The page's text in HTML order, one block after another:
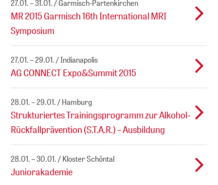
27.01. – 31.01. Garmisch-Partenkirchen
MR 2015 Garmisch 16th International MRI
Symposium
27.01. – 29.01. Indianapolis
AG CONNECT Expo&Summit 2015
28.01. – 29.01. Hamburg
Strukturiertes Trainingsprogramm zur Alkohol‐
Rückfallprävention (S.T.A.R.) – Ausbildung
28.01. – 30.01. Kloster Schöntal
Juniorakademie